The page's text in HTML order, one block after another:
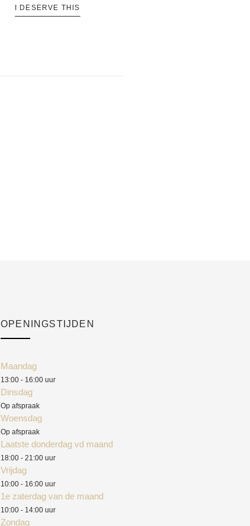
I DESERVE THIS
OPENINGSTIJDEN
Maandag
13:00 - 16:00 uur
Dinsdag
Op afspraak
Woensdag
Op afspraak
Laatste donderdag vd maand
18:00 - 21:00 uur
Vrijdag
10:00 - 16:00 uur
1e zaterdag van de maand
10:00 - 14:00 uur
Zondag